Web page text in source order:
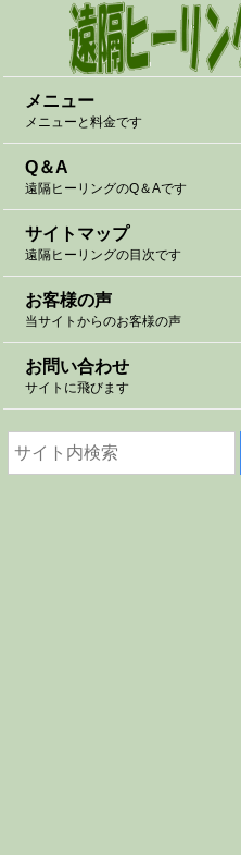
メニュー
メニューと料金です
Q＆A
遠隔ヒーリングのQ＆Aです
サイトマップ
遠隔ヒーリングの目次です
お客様の声
当サイトからのお客様の声
お問い合わせ
サイトに飛びます